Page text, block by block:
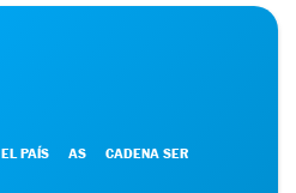
EL PAÍS AS CADENA SER